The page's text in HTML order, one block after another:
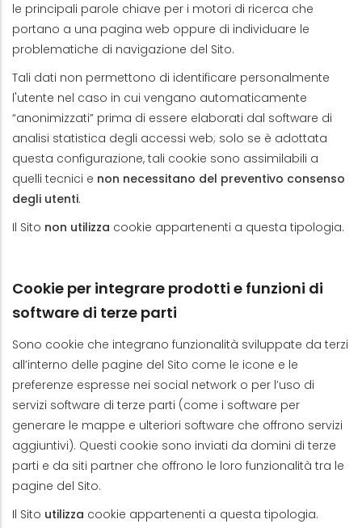
le principali parole chiave per i motori di ricerca che
portano a una pagina web oppure di individuare le
problematiche di navigazione del Sito.
Tali dati non permettono di identificare personalmente
l'utente nel caso in cui vengano automaticamente
“anonimizzati” prima di essere elaborati dal software di
analisi statistica degli accessi web; solo se è adottata
questa configurazione, tali cookie sono assimilabili a
quelli tecnici e non necessitano del preventivo consenso
degli utenti.
Il Sito non utilizza cookie appartenenti a questa tipologia.
Cookie per integrare prodotti e funzioni di
software di terze parti
Sono cookie che integrano funzionalità sviluppate da terzi
all’interno delle pagine del Sito come le icone e le
preferenze espresse nei social network o per l’uso di
servizi software di terze parti (come i software per
generare le mappe e ulteriori software che offrono servizi
aggiuntivi). Questi cookie sono inviati da domini di terze
parti e da siti partner che offrono le loro funzionalità tra le
pagine del Sito.
Il Sito utilizza cookie appartenenti a questa tipologia.